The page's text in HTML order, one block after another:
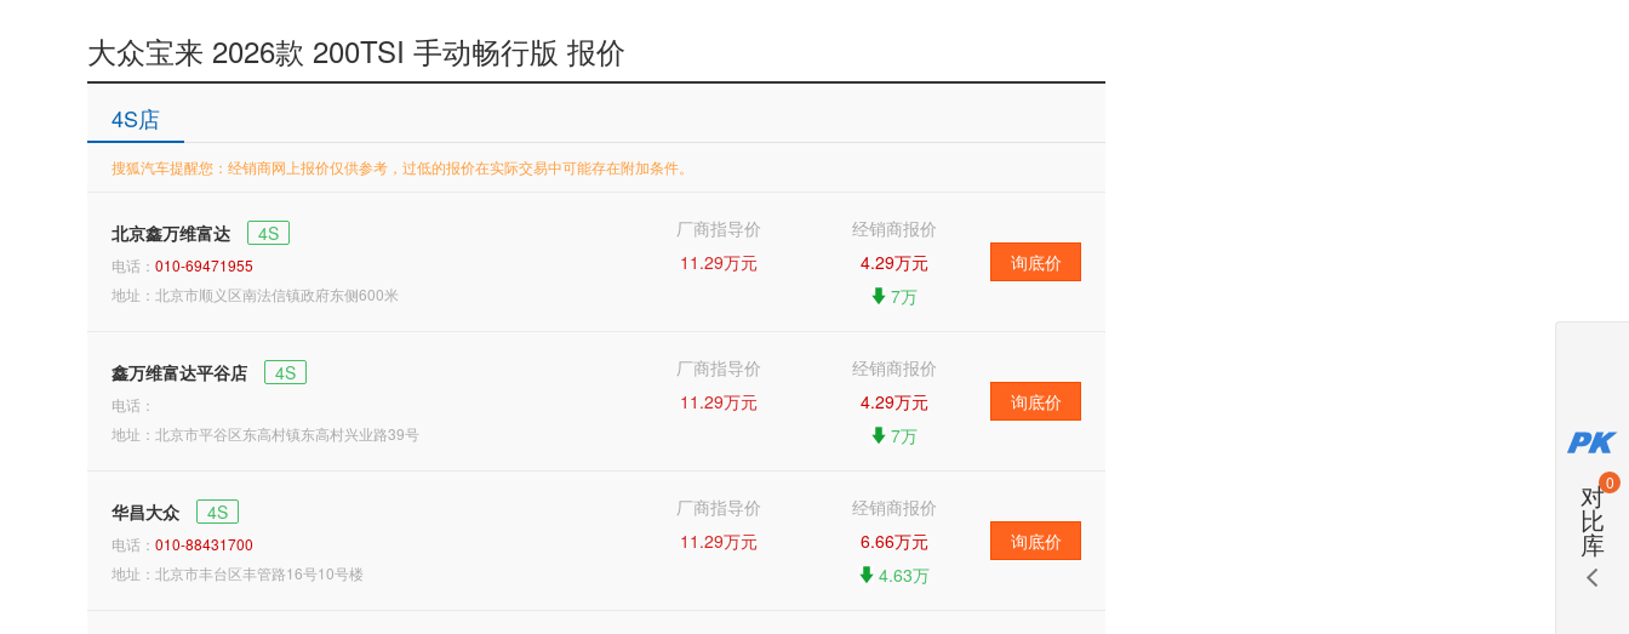
大众宝来 2026款 200TSI 手动畅行版 报价
4S店
搜狐汽车提醒您：经销商网上报价仅供参考，过低的报价在实际交易中可能存在附加条件。
北京鑫万维富达 4S
电话： 010-69471955
地址：北京市顺义区南法信镇政府东侧600米
厂商指导价
11.29万元
经销商报价
4.29万元
7万
询底价
鑫万维富达平谷店 4S
电话：
地址：北京市平谷区东高村镇东高村兴业路39号
厂商指导价
11.29万元
经销商报价
4.29万元
7万
询底价
华昌大众 4S
电话： 010-88431700
地址：北京市丰台区丰管路16号10号楼
厂商指导价
11.29万元
经销商报价
6.66万元
4.63万
询底价
对
比
库
0